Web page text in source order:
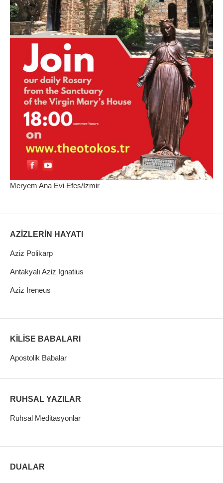
Meryem Ana Evi Efes/Izmir
AZİZLERİN HAYATI
Aziz Polikarp
Antakyalı Aziz Ignatius
Aziz Ireneus
KİLİSE BABALARI
Apostolik Babalar
RUHSAL YAZILAR
Ruhsal Meditasyonlar
DUALAR